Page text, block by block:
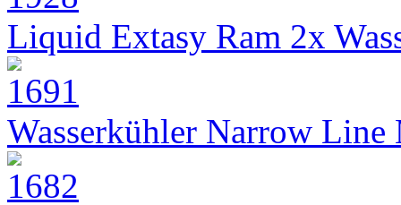
Liquid Extasy Ram 2x
Wasserkühler Narrow